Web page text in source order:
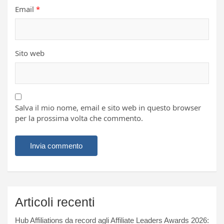
Email *
Sito web
Salva il mio nome, email e sito web in questo browser
per la prossima volta che commento.
Articoli recenti
Hub Affiliations da record agli Affiliate Leaders Awards 2026: